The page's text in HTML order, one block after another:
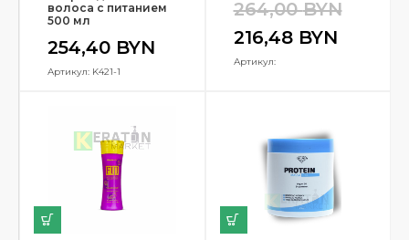
волоса с питанием
500 мл
254,40 BYN
Артикул: K421-1
264,00BYN
216,48 BYN
Артикул: